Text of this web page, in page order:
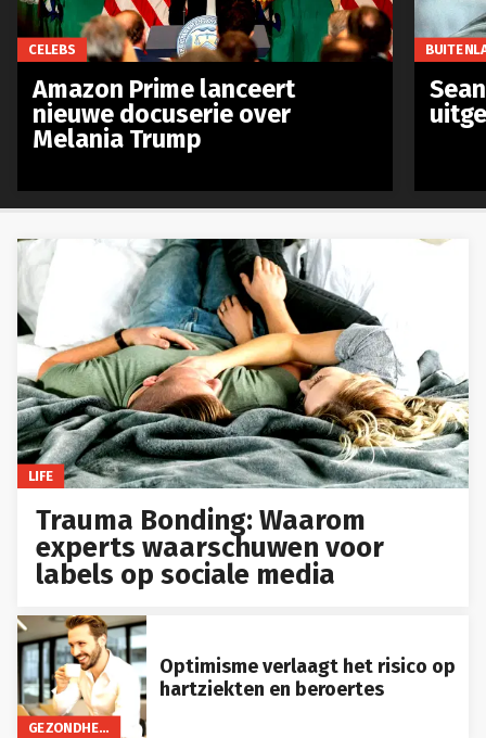
LIFE
Trauma Bonding: Waarom
experts waarschuwen voor
labels op sociale media
GEZONDHEID
Optimisme verlaagt het risico op
hartziekten en beroertes
CELEBS
Amazon Prime lanceert
nieuwe docuserie over
Melania Trump